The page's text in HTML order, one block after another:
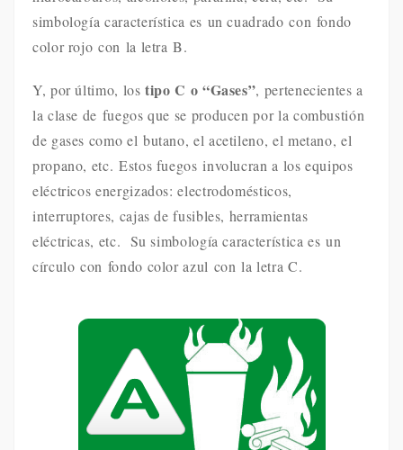
simbología característica es un cuadrado con fondo
color rojo con la letra B.
Y, por último, los tipo C o “Gases”, pertenecientes a
la clase de fuegos que se producen por la combustión
de gases como el butano, el acetileno, el metano, el
propano, etc. Estos fuegos involucran a los equipos
eléctricos energizados: electrodomésticos,
interruptores, cajas de fusibles, herramientas
eléctricas, etc. Su simbología característica es un
círculo con fondo color azul con la letra C.